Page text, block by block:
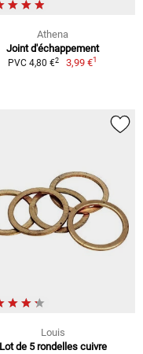
Athena
Joint d'échappement
PVC 4,80 €2 3,99 €1
Louis
Lot de 5 rondelles cuivre